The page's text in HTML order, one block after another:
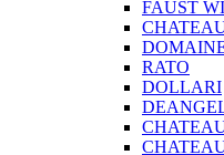
FAUST
RATO
DOLLARI